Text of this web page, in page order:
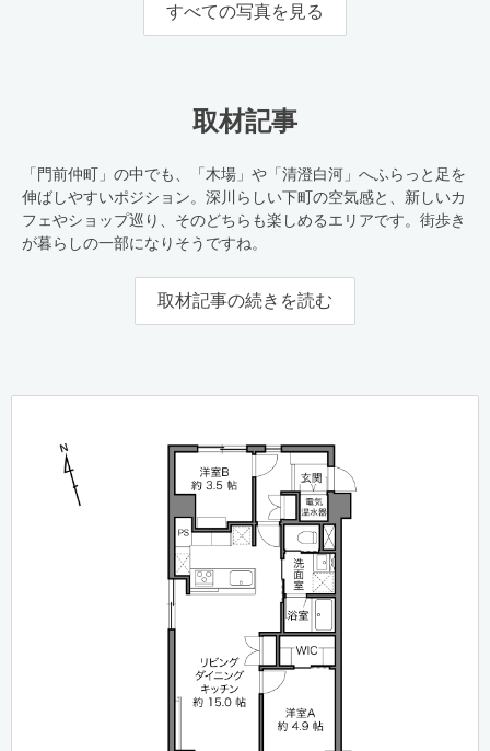
すべての写真を見る
取材記事
「門前仲町」の中でも、「木場」や「清澄白河」へふらっと足を
伸ばしやすいポジション。深川らしい下町の空気感と、新しいカ
フェやショップ巡り、そのどちらも楽しめるエリアです。街歩き
が暮らしの一部になりそうですね。
取材記事の続きを読む